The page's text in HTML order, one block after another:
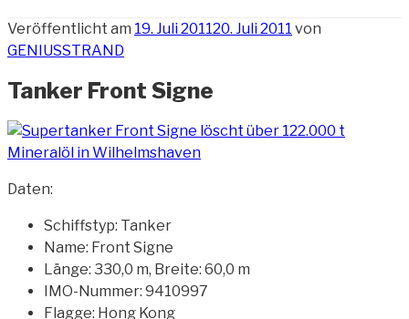
Veröffentlicht am 19. Juli 201120. Juli 2011 von
GENIUSSTRAND
Tanker Front Signe
Daten:
Schiffstyp: Tanker
Name: Front Signe
Länge: 330,0 m, Breite: 60,0 m
IMO-Nummer: 9410997
Flagge: Hong Kong